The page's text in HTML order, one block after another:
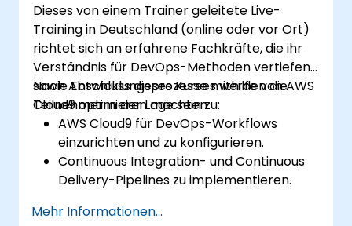
Integration mithilfe von Boomi anwenden.
Dieses von einem Trainer geleitete Live-
Training in Deutschland (online oder vor Ort)
richtet sich an erfahrene Fachkräfte, die ihr
Verständnis für DevOps-Methoden vertiefen
sowie Entwicklungsprozesse mithilfe von AWS
Cloud9 optimieren möchten.
Nach Abschluss dieses Kurses werden die
Teilnehmer in der Lage sein zu:
AWS Cloud9 für DevOps-Workflows
einzurichten und zu konfigurieren.
Continuous Integration- und Continuous
Delivery-Pipelines zu implementieren.
Bereitstellungsprozesse mit AWS Cloud9
Mehr Informationen...